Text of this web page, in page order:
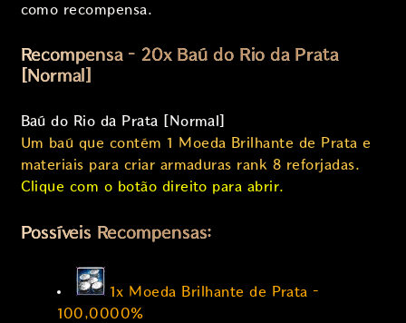
como recompensa.
Recompensa – 20x Baú do Rio da Prata
[Normal]
Baú do Rio da Prata [Normal]
Um baú que contém 1 Moeda Brilhante de Prata e
materiais para criar armaduras rank 8 reforjadas.
Clique com o botão direito para abrir.
Possíveis Recompensas:
1x Moeda Brilhante de Prata –
100,0000%